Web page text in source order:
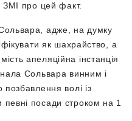
ЗМІ про цей факт.
адже, на думку
як шахрайство, а
апеляційна інстанція
Сольвара винним і
волі із
посади строком на 1